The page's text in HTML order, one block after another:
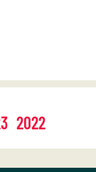
2022